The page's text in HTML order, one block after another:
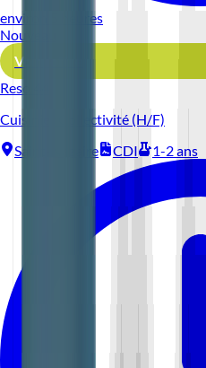
environ 5 heures
Nouveau
Voir l'offre
Reso 44
Cuisinier Collectivité (H/F)
Saint-Nazaire
CDI 1-2 ans